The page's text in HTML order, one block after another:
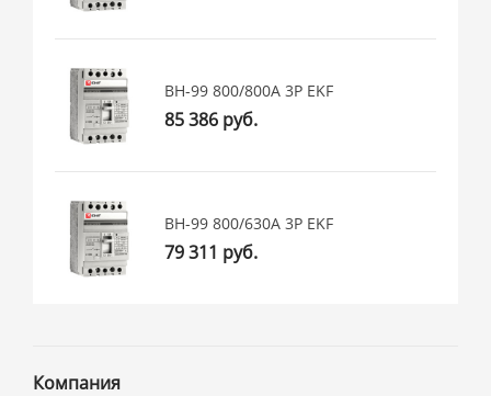
ВН-99 800/800А 3P EKF
85 386 руб.
ВН-99 800/630А 3P EKF
79 311 руб.
Компания